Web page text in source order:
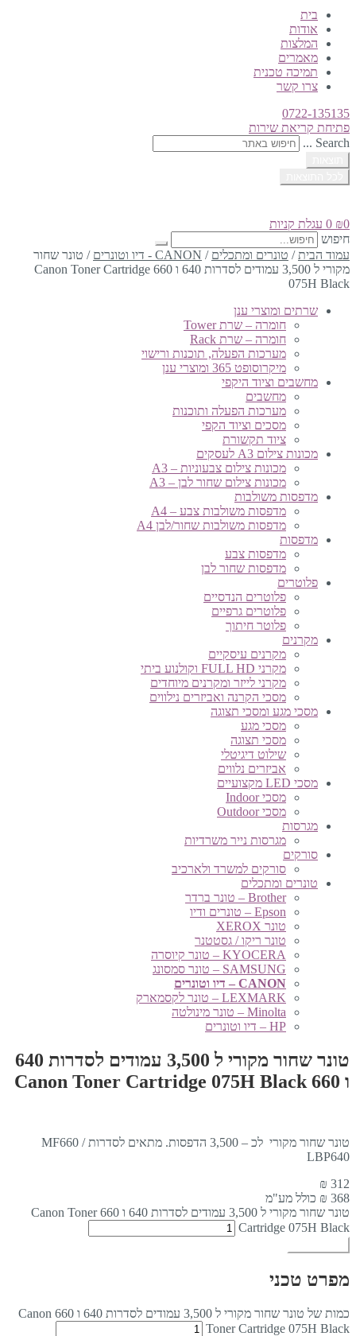
בית
אודות
המלצות
מאמרים
תמיכה טכנית
צרו קשר
0722-135135
פתיחת קריאת שירות
Search ...
₪0
0 עגלת קניות
חיפוש
עמוד הבית / טונרים ומתכלים / CANON - דיו וטונרים / טונר שחור
מקורי ל 3,500 עמודים לסדרות 640 ו 660 Canon Toner Cartridge
075H Black
שרתים ומוצרי ענן
חומרה – שרת Tower
חומרה – שרת Rack
מערכות הפעלה, תוכנות ורישוי
מיקרוסופט 365 ומוצרי ענן
מחשבים וציוד היקפי
מחשבים
מערכות הפעלה ותוכנות
מסכים וציוד הקפי
ציוד תקשורת
מכונות צילום A3 לעסקים
מכונות צילום צבעוניות – A3
מכונות צילום שחור לבן – A3
מדפסות משולבות
מדפסות משולבות צבע – A4
מדפסות משולבות שחור/לבן A4
מדפסות
מדפסות צבע
מדפסות שחור לבן
פלוטרים
פלוטרים הנדסיים
פלוטרים גרפיים
פלוטר חיתוך
מקרנים
מקרנים עיסקיים
מקרני FULL HD וקולנוע ביתי
מקרני לייזר ומקרנים מיוחדים
מסכי הקרנה ואביזרים נילווים
מסכי מגע ומסכי תצוגה
מסכי מגע
מסכי תצוגה
שילוט דיגיטלי
אביזרים נלווים
מסכי LED מקצועיים
מסכי Indoor
מסכי Outdoor
מגרסות
מגרסות נייר משרדיות
סורקים
סורקים למשרד ולארכיב
טונרים ומתכלים
Brother – טונר ברדר
Epson – טונרים ודיו
טונר XEROX
טונר ריקו / גסטטנר
KYOCERA – טונר קיוסרה
SAMSUNG – טונר סמסונג
CANON – דיו וטונרים
LEXMARK – טונר לקסמארק
Minolta – טונר מינולטה
HP – דיו וטונרים
טונר שחור מקורי ל 3,500 עמודים לסדרות 640
ו 660 Canon Toner Cartridge 075H Black
טונר שחור מקורי לכ – 3,500 הדפסות. מתאים לסדרות MF660 /
LBP640
312
₪
368 ₪ כולל מע"מ
טונר שחור מקורי ל 3,500 עמודים לסדרות 640 ו 660 Canon Toner
Cartridge 075H Black
מפרט טכני
כמות של טונר שחור מקורי ל 3,500 עמודים לסדרות 640 ו 660 Canon
Toner Cartridge 075H Black